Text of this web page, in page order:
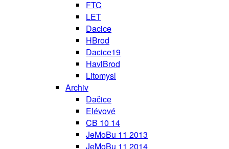
FTC
LET
Dacice
HBrod
Dacice19
HavlBrod
Litomysl
Archiv
Dačice
Elévové
CB 10 14
JeMoBu 11 2013
JeMoBu 11 2014